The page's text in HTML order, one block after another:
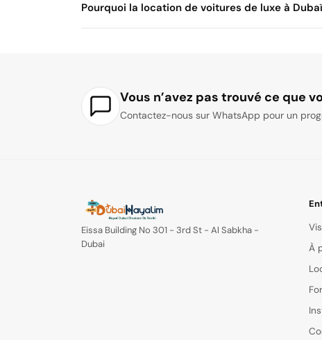
Gros accidents :Les procédures s'effectuent
Livraison et retour à domicile
Véhicule entièrement assuré
Pas de frais cachés supplémentaires
Pourquoi la location de voitures de luxe à
Des prix de location abordables, entre autres
Vous n’avez pas trouvé ce que
Contactez-nous sur WhatsApp pour un
Eissa Building No 301 - 3rd St - Al Sabkha -
Dubai
À